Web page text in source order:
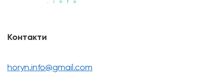
Контакти
horyn.info@gmail.com